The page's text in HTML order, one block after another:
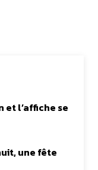
et l’affiche se
une fête